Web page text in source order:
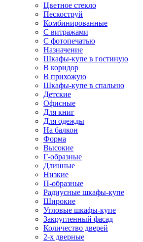
Цветное стекло
Пескоструй
Комбинированные
С витражами
С фотопечатью
Назначение
Шкафы-купе в гостиную
В коридор
В прихожую
Шкафы-купе в спальню
Детские
Офисные
Для книг
Для одежды
На балкон
Форма
Высокие
Г-образные
Длинные
Низкие
П-образные
Радиусные шкафы-купе
Широкие
Угловые шкафы-купе
Закругленный фасад
Количество дверей
2-х дверные